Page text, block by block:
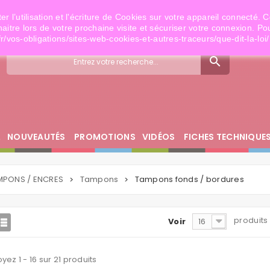
search
NOUVEAUTÉS PROMOTIONS VIDÉOS FICHES TECHNIQUES
/ ENCRES > Tampons > Tampons fonds / bordures
Voir 16
1 - 16 sur 21 produits
l’utilisation et l'écriture de Cookies sur votre appareil connecté.
lors de votre prochaine visite et sécuriser votre connexion.
vos-obligations/sites-web-cookies-et-autres-traceurs/que-dit-la-loi/